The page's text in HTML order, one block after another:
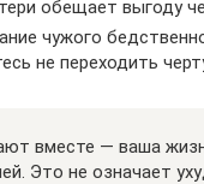
обещает выгоду
чужого
не переходить
вместе — ваша
Это не означает